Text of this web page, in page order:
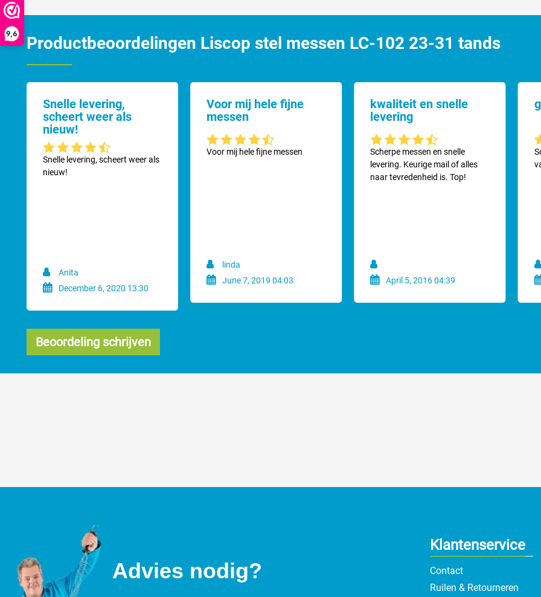
9,6 Productbeoordelingen Liscop stel messen LC-102 23-31 tands
Snelle levering,
scheert weer als
nieuw!
Gemiddelde waardering van 4.2 van 5 sterren
Snelle levering, scheert weer als
nieuw!
Anita
December 6, 2020 13:30
Voor mij hele fijne
messen
Gemiddelde waardering van 4.2 van 5 sterren
Voor mij hele fijne messen
linda
June 7, 2019 04:03
kwaliteit en snelle
levering
Gemiddelde waardering van 4.2 van 5 sterren
Scherpe messen en snelle
levering. Keurige mail of alles
naar tevredenheid is. Top!
April 5, 2016 04:39
Beoordeling schrijven
Klantenservice
Contact
Ruilen & Retourneren
Advies nodig?